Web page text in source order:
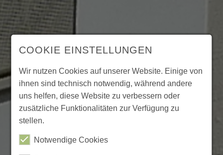
COOKIE EINSTELLUNGEN
Wir nutzen Cookies auf unserer Website. Einige von
ihnen sind technisch notwendig, während andere
uns helfen, diese Website zu verbessern oder
zusätzliche Funktionalitäten zur Verfügung zu
stellen.
Notwendige Cookies